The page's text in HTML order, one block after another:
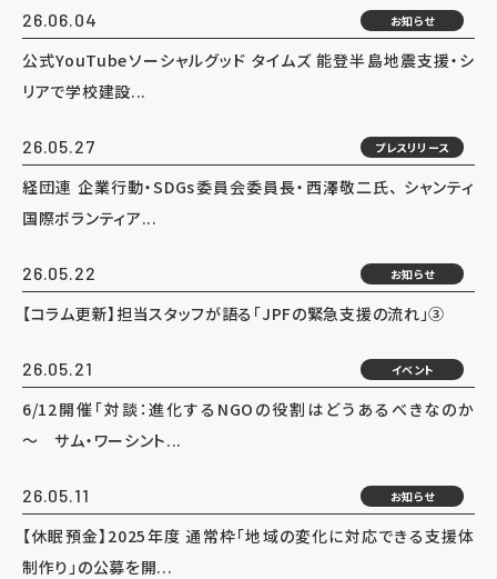
26.06.04 お知らせ
公式YouTubeソーシャルグッド タイムズ 能登半島地震支援・シ
リアで学校建設...
26.05.27 プレスリリース
経団連 企業行動・SDGs委員会委員長・西澤敬二氏、 シャンティ
国際ボランティア...
26.05.22 お知らせ
【コラム更新】担当スタッフが語る「JPFの緊急支援の流れ」③
26.05.21 イベント
6/12開催「対談：進化するNGOの役割はどうあるべきなのか
～ サム・ワーシント...
26.05.11 お知らせ
【休眠預金】2025年度 通常枠「地域の変化に対応できる支援体
制作り」の公募を開...